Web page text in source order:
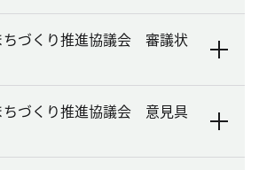
ちづくり推進協議会 審議状
ちづくり推進協議会 意見具